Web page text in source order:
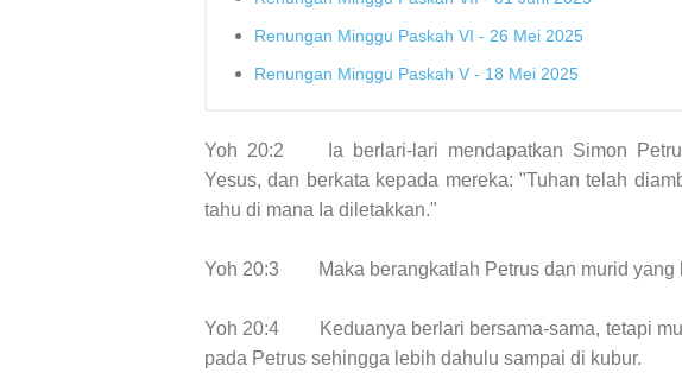
Renungan Minggu Paskah VI - 26 Mei 2025
Renungan Minggu Paskah V - 18 Mei 2025
Yoh 20:2
Ia berlari-lari mendapatkan Simon
Yesus, dan berkata kepada mereka: "Tuhan telah
tahu di mana Ia diletakkan."
Yoh 20:3 Maka berangkatlah Petrus dan murid yang
Yoh 20:4
Keduanya berlari bersama-sama, tetapi
pada Petrus sehingga lebih dahulu sampai di kubur.